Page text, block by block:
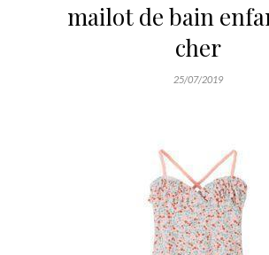
mailot de bain
cher
25/07/2019